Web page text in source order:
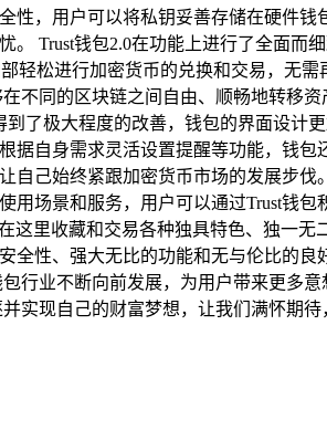
，用户可以将私钥妥善存储在硬件
Trust钱包2.0在功能上进行了全面而
松进行加密货币的兑换和交易，无
不同的区块链之间自由、顺畅地转移
了极大程度的改善，钱包的界面设计
自身需求灵活设置提醒等功能，钱
己始终紧跟加密货币市场的发展步伐
场景和服务，用户可以通过Trust钱
这里收藏和交易各种独具特色、独一无
性、强大无比的功能和无与伦比的
行业不断向前发展，为用户带来更多
实现自己的财富梦想，让我们满怀期